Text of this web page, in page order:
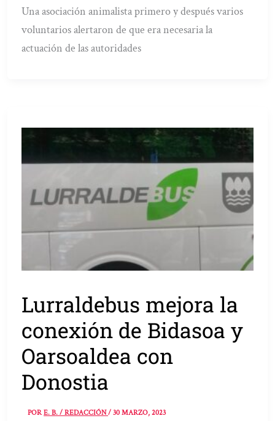
Una asociación animalista primero y después varios
voluntarios alertaron de que era necesaria la
actuación de las autoridades
Lurraldebus mejora la
conexión de Bidasoa y
Oarsoaldea con
Donostia
PORE. B. / REDACCIÓN/30 MARZO, 2023